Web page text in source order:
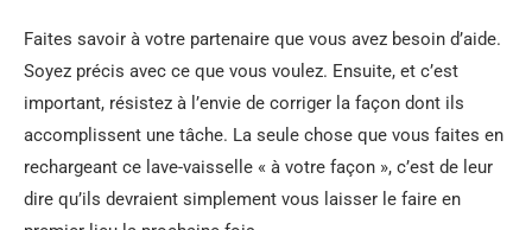
Faites savoir à votre partenaire que vous avez besoin d’aide.
Soyez précis avec ce que vous voulez. Ensuite, et c’est
important, résistez à l’envie de corriger la façon dont ils
accomplissent une tâche. La seule chose que vous faites en
rechargeant ce lave-vaisselle « à votre façon », c’est de leur
dire qu’ils devraient simplement vous laisser le faire en